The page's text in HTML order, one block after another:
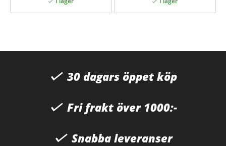
30 dagars öppet köp
Fri frakt över 1000:-
Snabba leveranser